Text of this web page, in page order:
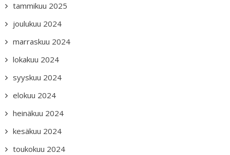
tammikuu 2025
joulukuu 2024
marraskuu 2024
lokakuu 2024
syyskuu 2024
elokuu 2024
heinäkuu 2024
kesäkuu 2024
toukokuu 2024